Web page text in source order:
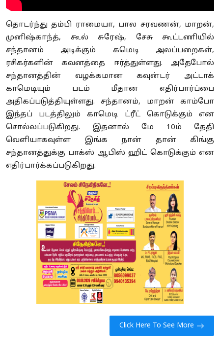
தொடர்ந்து தம்பி ராமையா, பால சரவணன், மாறன்,
முனிஷ்காந்த், கூல் சுரேஷ், சேசு கூட்டணியில்
சந்தானம் அடிக்கும் கமெடி அலப்பறைகள்,
ரசிகர்களின் கவனத்தை ஈர்த்துள்ளது. அதேபோல்
சந்தானத்தின் வழக்கமான கவுன்டர் அட்டாக்
காமெடியும் படம் மீதான எதிர்பார்ப்பை
அதிகப்படுத்தியுள்ளது. சந்தானம், மாறன் காம்போ
இந்தப் படத்திலும் காமெடி ட்ரீட் கொடுக்கும் என
சொல்லப்படுகிறது. இதனால் மே 10ம் தேதி
வெளியாகவுள்ள இங்க நான் தான் கிங்கு
சந்தானத்துக்கு பாக்ஸ் ஆபிஸ் ஹிட் கொடுக்கும் என
எதிர்பார்க்கப்படுகிறது.
Click Here To See More